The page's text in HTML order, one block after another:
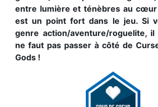
entre lumière et ténèbres au cœur
est un point fort dans le jeu. Si
genre action/aventure/roguelite,
ne faut pas passer à côté de
Gods !